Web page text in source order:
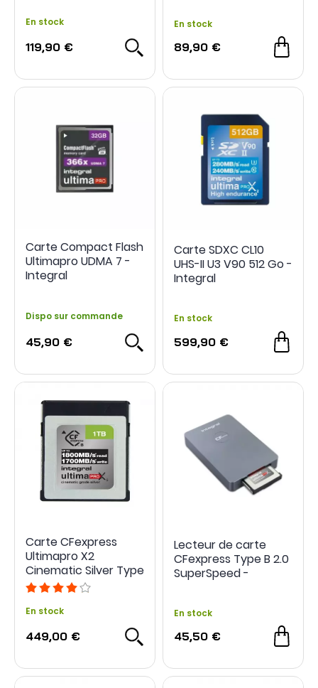
En stock
119,90 €
En stock
89,90 €
Carte Compact Flash
Ultimapro UDMA 7 -
Integral
Dispo sur commande
45,90 €
Carte SDXC CL10
UHS-II U3 V90 512 Go -
Integral
En stock
599,90 €
Carte CFexpress
Ultimapro X2
Cinematic Silver Type
B 2.0 - Intégral
En stock
449,00 €
Lecteur de carte
CFexpress Type B 2.0
SuperSpeed -
En stock
45,50 €